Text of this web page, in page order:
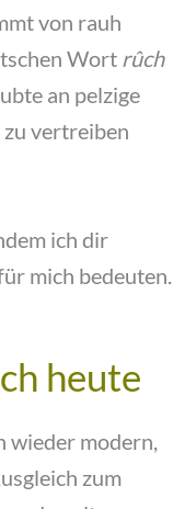
von rauh
Wort rûch
an pelzige
zu vertreiben
ich dir
mich bedeuten.
heute
wieder modern,
zum